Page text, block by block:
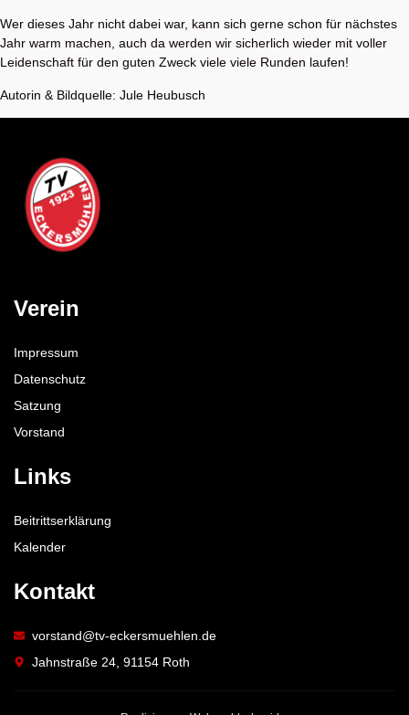
Wer dieses Jahr nicht dabei war, kann sich gerne schon für nächstes
Jahr warm machen, auch da werden wir sicherlich wieder mit voller
Leidenschaft für den guten Zweck viele viele Runden laufen!
Autorin & Bildquelle: Jule Heubusch
Verein
Impressum
Datenschutz
Satzung
Vorstand
Links
Beitrittserklärung
Kalender
Kontakt
vorstand@tv-eckersmuehlen.de
Jahnstraße 24, 91154 Roth